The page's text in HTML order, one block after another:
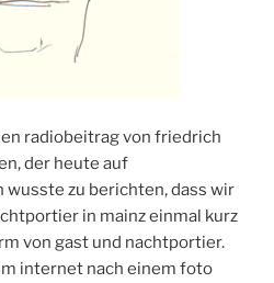
radiobeitrag von friedrich
der heute auf
wusste zu berichten, dass wir
in mainz einmal kurz
von gast und nachtportier.
internet nach einem foto